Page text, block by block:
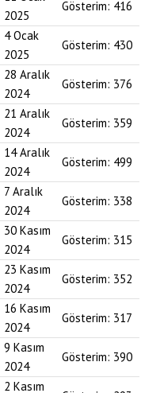
2025
Gösterim: 416
4 Ocak
2025
Gösterim: 430
28 Aralık
2024
Gösterim: 376
21 Aralık
2024
Gösterim: 359
14 Aralık
2024
Gösterim: 499
7 Aralık
2024
Gösterim: 338
30 Kasım
2024
Gösterim: 315
23 Kasım
2024
Gösterim: 352
16 Kasım
2024
Gösterim: 317
9 Kasım
2024
Gösterim: 390
2 Kasım